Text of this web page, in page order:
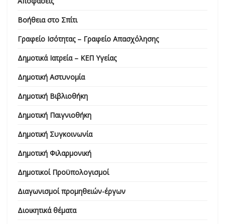
Βοήθεια στο Σπίτι
Γραφείο Ισότητας – Γραφείο Απασχόλησης
Δημοτικά Ιατρεία – ΚΕΠ Υγείας
Δημοτική Αστυνομία
Δημοτική Βιβλιοθήκη
Δημοτική Παιγνιοθήκη
Δημοτική Συγκοινωνία
Δημοτική Φιλαρμονική
Δημοτικοί Προϋπολογισμοί
Διαγωνισμοί προμηθειών-έργων
Διοικητικά θέματα